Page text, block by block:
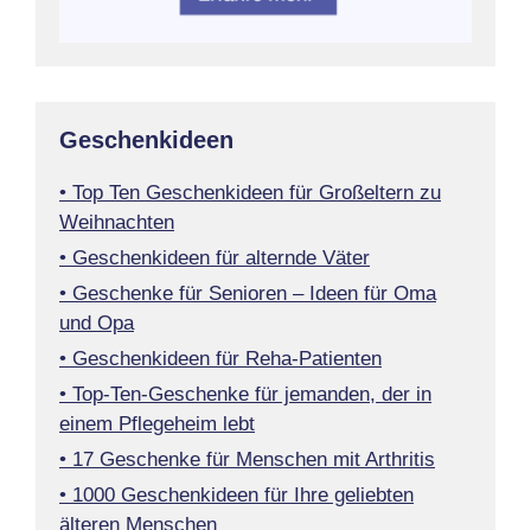
Geschenkideen
• Top Ten Geschenkideen für Großeltern zu
Weihnachten
• Geschenkideen für alternde Väter
• Geschenke für Senioren – Ideen für Oma
und Opa
• Geschenkideen für Reha-Patienten
• Top-Ten-Geschenke für jemanden, der in
einem Pflegeheim lebt
• 17 Geschenke für Menschen mit Arthritis
• 1000 Geschenkideen für Ihre geliebten
älteren Menschen